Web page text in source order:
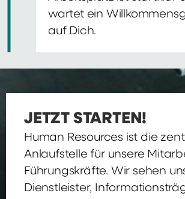
wartet ein
auf Dich.
JETZT STARTEN!
Human Resources ist die
Anlaufstelle für unsere
Führungskräfte. Wir sehen
Dienstleister,